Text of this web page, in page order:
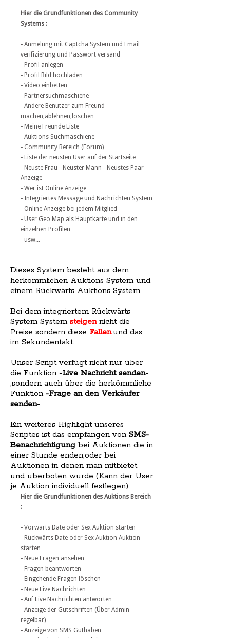
Hier die Grundfunktionen des Community
Systems :
- Anmelung mit Captcha System und Email
verifizierung und Passwort versand
- Profil anlegen
- Profil Bild hochladen
- Video einbetten
- Partnersuchmaschiene
- Andere Benutzer zum Freund
machen,ablehnen,löschen
- Meine Freunde Liste
- Auktions Suchmaschiene
- Community Bereich (Forum)
- Liste der neusten User auf der Startseite
- Neuste Frau - Neuster Mann - Neustes Paar
Anzeige
- Wer ist Online Anzeige
- Integriertes Message und Nachrichten System
- Online Anzeige bei jedem Mitglied
- User Geo Map als Hauptkarte und in den
einzelnen Profilen
- usw...
Dieses System besteht aus dem
herkömmlichen Auktions System und
einem Rückwärts Auktions System.
Bei dem integriertem Rückwärts
System Systemsteigennicht die
Preise sondern diese Fallen,und das
im Sekundentakt.
Unser Script verfügt nicht nur über
die Funktion -Live Nachricht senden-
,sondern auch über die herkömmliche
Funktion -Frage an den Verkäufer
senden-.
Ein weiteres Highlight unseres
Scriptes ist das empfangen von SMS-
Benachrichtigung bei Auktionen die in
einer Stunde enden,oder bei
Auktionen in denen man mitbietet
und überboten wurde (Kann der User
je Auktion individuell festlegen).
Hier die Grundfunktionen des Auktions Bereich
:
- Vorwärts Date oder Sex Auktion starten
- Rückwärts Date oder Sex Auktion Auktion
starten
- Neue Fragen ansehen
- Fragen beantworten
- Eingehende Fragen löschen
- Neue Live Nachrichten
- Auf Live Nachrichten antworten
- Anzeige der Gutschriften (Über Admin
regelbar)
- Anzeige von SMS Guthaben